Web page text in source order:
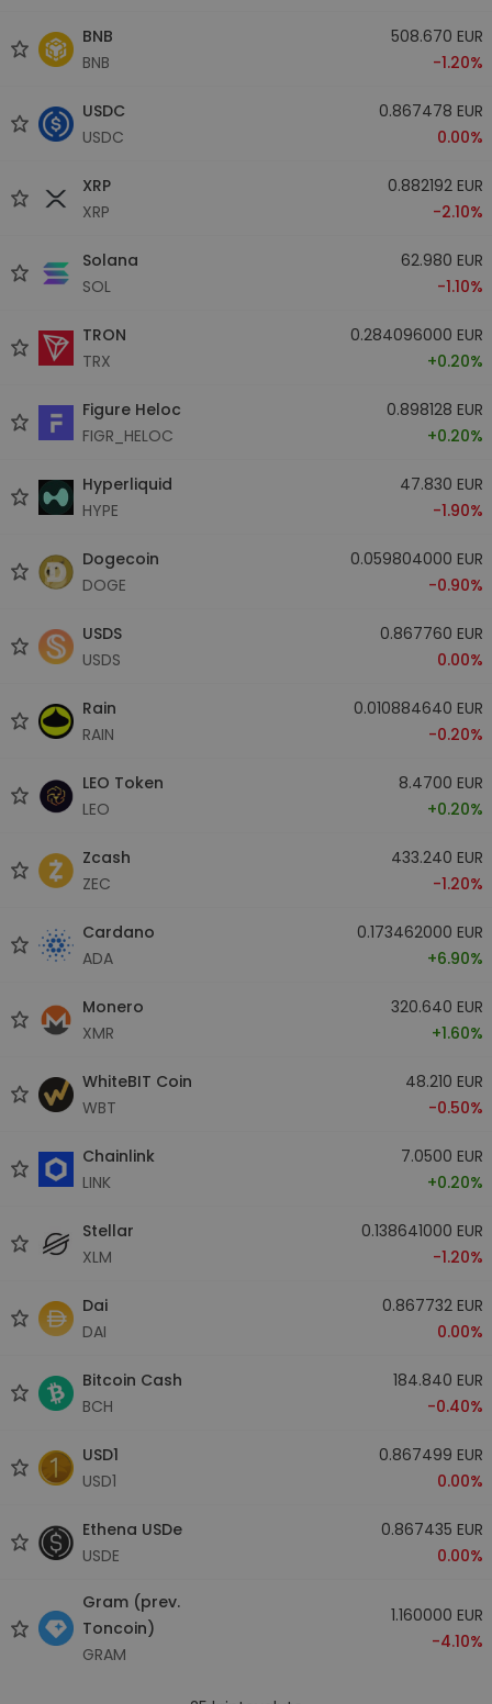
BNB
BNB
508.670 EUR
-1.20%
USDC
USDC
0.867478 EUR
0.00%
XRP
XRP
0.882192 EUR
-2.10%
Solana
SOL
62.980 EUR
-1.10%
TRON
TRX
0.284096000 EUR
+0.20%
Figure Heloc
FIGR_HELOC
0.898128 EUR
+0.20%
Hyperliquid
HYPE
47.830 EUR
-1.90%
Dogecoin
DOGE
0.059804000 EUR
-0.90%
USDS
USDS
0.867760 EUR
0.00%
Rain
RAIN
0.010884640 EUR
-0.20%
LEO Token
LEO
8.4700 EUR
+0.20%
Zcash
ZEC
433.240 EUR
-1.20%
Cardano
ADA
0.173462000 EUR
+6.90%
Monero
XMR
320.640 EUR
+1.60%
WhiteBIT Coin
WBT
48.210 EUR
-0.50%
Chainlink
LINK
7.0500 EUR
+0.20%
Stellar
XLM
0.138641000 EUR
-1.20%
Dai
DAI
0.867732 EUR
0.00%
Bitcoin Cash
BCH
184.840 EUR
-0.40%
USD1
USD1
0.867499 EUR
0.00%
Ethena USDe
USDE
0.867435 EUR
0.00%
Gram (prev.
Toncoin)
GRAM
1.160000 EUR
-4.10%